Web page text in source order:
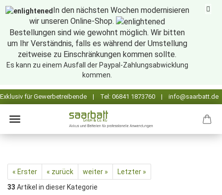
In den nächsten Wochen modernisieren
wir unseren Online-Shop.
Bestellungen sind wie gewohnt möglich. Wir bitten
um Ihr Verständnis, falls es während der Umstellung
zeitweise zu Einschränkungen kommen sollte.
Es kann zu einem Ausfall der Paypal-Zahlungsabwicklung
kommen.
« Erster « zurück weiter »
Letzter »
33 Artikel in dieser Kategorie